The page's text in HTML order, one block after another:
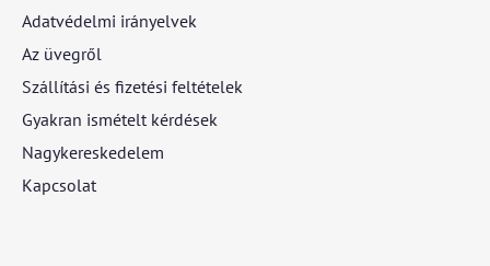
Adatvédelmi irányelvek
Az üvegről
Szállítási és fizetési feltételek
Gyakran ismételt kérdések
Nagykereskedelem
Kapcsolat